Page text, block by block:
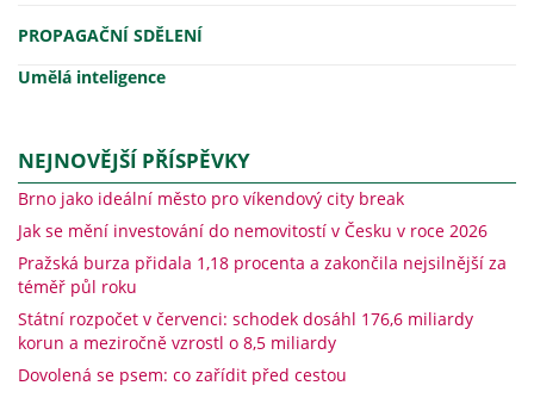
PROPAGAČNÍ SDĚLENÍ
Umělá inteligence
NEJNOVĚJŠÍ PŘÍSPĚVKY
Brno jako ideální město pro víkendový city break
Jak se mění investování do nemovitostí v Česku v roce 2026
Pražská burza přidala 1,18 procenta a zakončila nejsilnější za
téměř půl roku
Státní rozpočet v červenci: schodek dosáhl 176,6 miliardy
korun a meziročně vzrostl o 8,5 miliardy
Dovolená se psem: co zařídit před cestou